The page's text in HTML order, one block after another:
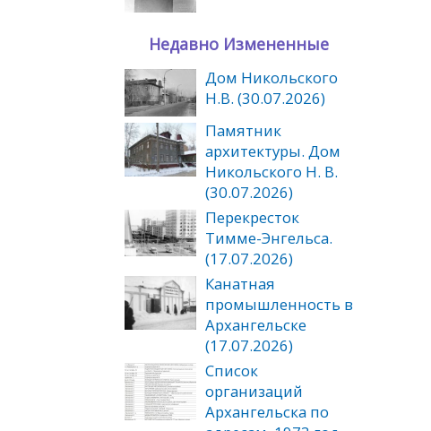
Недавно Измененные
Дом Никольского
Н.В. (30.07.2026)
Памятник
архитектуры. Дом
Никольского Н. В.
(30.07.2026)
Перекресток
Тимме-Энгельса.
(17.07.2026)
Канатная
промышленность в
Архангельске
(17.07.2026)
Список
организаций
Архангельска по